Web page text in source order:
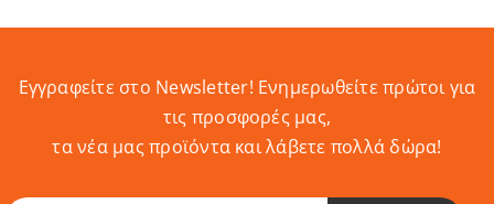
Εγγραφείτε στο Newsletter! Eνημερωθείτε πρώτοι για
τις προσφορές μας,
τα νέα μας προϊόντα και λάβετε πολλά δώρα!